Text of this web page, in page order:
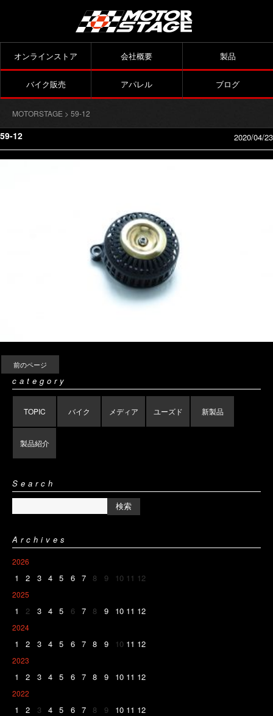
オンラインストア 会社概要 製品
バイク販売 アパレル ブログ
MOTORSTAGE > 59-12
59-12 2020/04/23
前のページ
category
TOPIC バイク メディア ユーズド 新製品
製品紹介
Search
Archives
2026
1 2 3 4 5 6 7 8 9 10 11 12
2025
1 2 3 4 5 6 7 8 9 10 11 12
2024
1 2 3 4 5 6 7 8 9 10 11 12
2023
1 2 3 4 5 6 7 8 9 10 11 12
2022
1 2 3 4 5 6 7 8 9 10 11 12